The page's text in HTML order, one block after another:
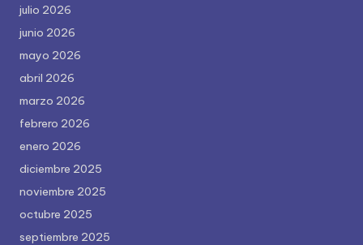
julio 2026
junio 2026
mayo 2026
abril 2026
marzo 2026
febrero 2026
enero 2026
diciembre 2025
noviembre 2025
octubre 2025
septiembre 2025